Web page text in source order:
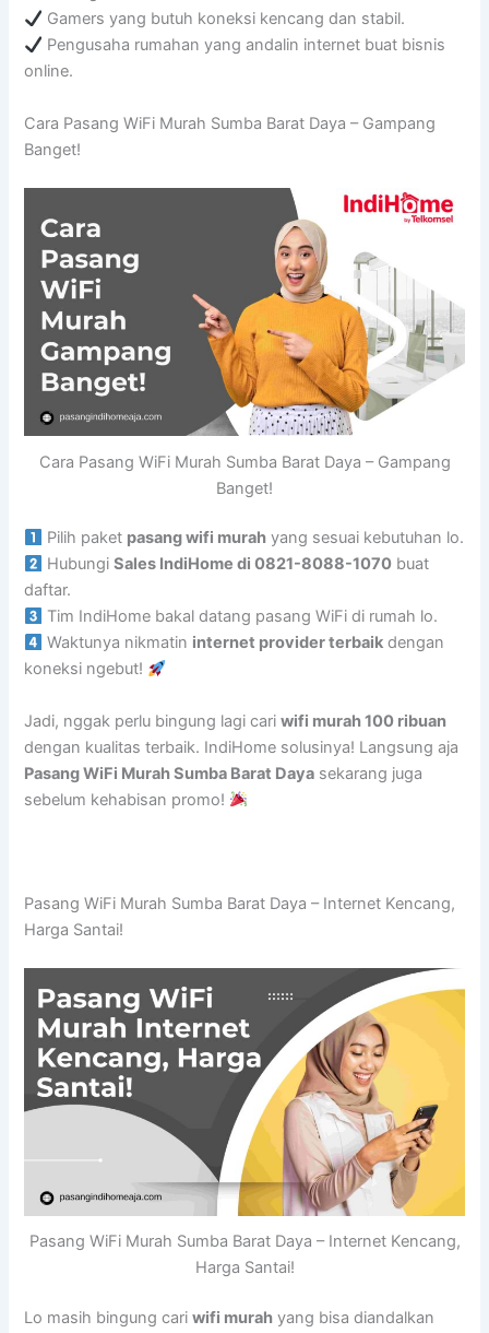
Gamers yang butuh koneksi kencang dan stabil.
Pengusaha rumahan yang andalin internet buat bisnis
online.
Cara Pasang WiFi Murah Sumba Barat Daya – Gampang
Banget!
Cara Pasang WiFi Murah Sumba Barat Daya – Gampang
Banget!
Pilih paket pasang wifi murah yang sesuai kebutuhan lo.
HubungiSales IndiHome di 0821-8088-1070 buat
daftar.
Tim IndiHome bakal datang pasang WiFi di rumah lo.
Waktunya nikmatin internet provider terbaik dengan
koneksi ngebut!
Jadi, nggak perlu bingung lagi cariwifi murah 100 ribuan
dengan kualitas terbaik. IndiHome solusinya! Langsung aja
Pasang WiFi Murah Sumba Barat Daya sekarang juga
sebelum kehabisan promo!
Pasang WiFi Murah Sumba Barat Daya – Internet Kencang,
Harga Santai!
Pasang WiFi Murah Sumba Barat Daya – Internet Kencang,
Harga Santai!
Lo masih bingung cariwifi murah yang bisa diandalkan